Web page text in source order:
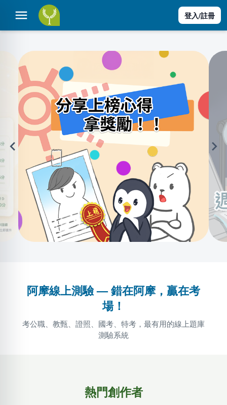
登入/註冊
阿摩線上測驗 — 錯在阿摩，贏在考
場！
考公職、教甄、證照、國考、特考，最有用的線上題庫
測驗系統
熱門創作者